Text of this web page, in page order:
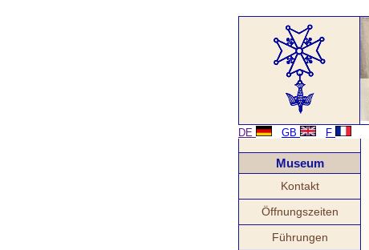
DE GB F
Museum
Kontakt
Öffnungszeiten
Führungen